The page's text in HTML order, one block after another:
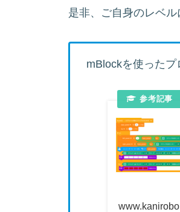
是非、ご自身のレベル
mBlockを使ったプ